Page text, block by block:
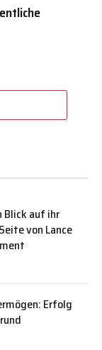
Blick auf ihr
von Lance
Erfolg